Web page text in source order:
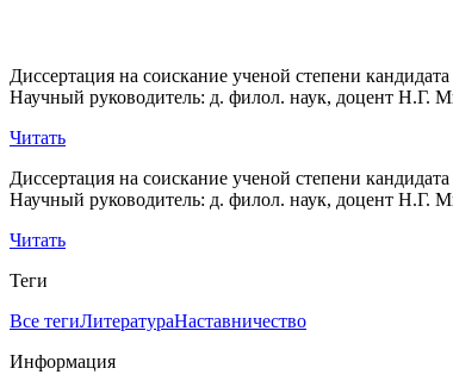
Диссертация на соискание ученой степени
Научный руководитель: д. филол. наук, доцент Н.Г.
Читать
Диссертация на соискание ученой степени
Научный руководитель: д. филол. наук, доцент Н.Г.
Читать
Теги
Все тегиЛитератураНаставничество
Информация